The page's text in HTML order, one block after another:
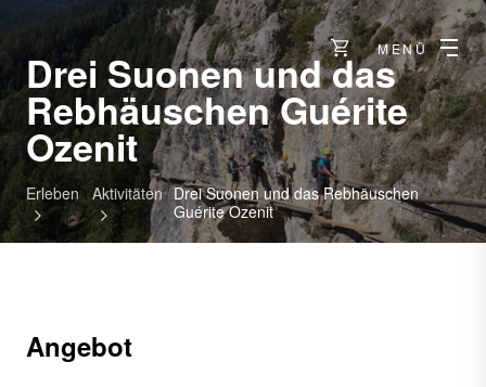
MENÜ
Drei Suonen und das
Rebhäuschen Guérite
Ozenit
Erleben Aktivitäten Drei Suonen und das Rebhäuschen
Guérite Ozenit
Angebot